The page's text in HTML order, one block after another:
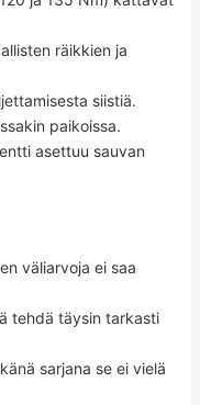
räikkien ja
siistiä.
paikoissa.
asettuu sauvan
väliarvoja ei saa
tehdä täysin tarkasti
sarjana se ei vielä